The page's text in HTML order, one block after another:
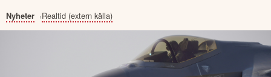
Nyheter Realtid (extern källa)